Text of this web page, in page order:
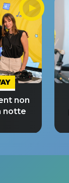
non
notte